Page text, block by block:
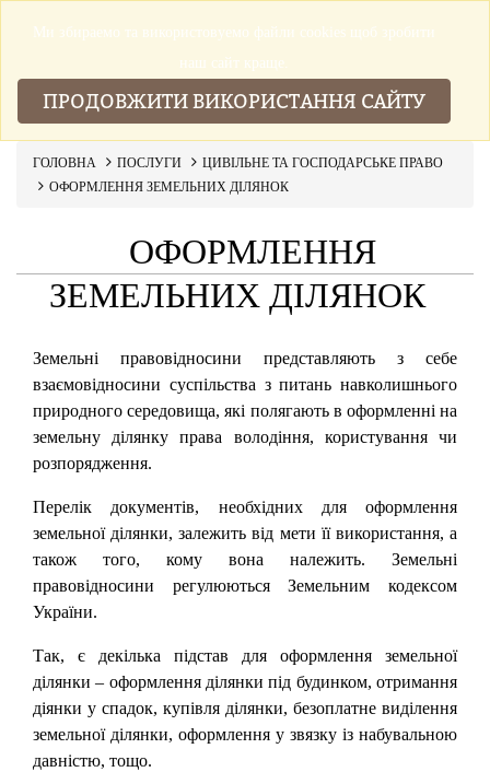
ГОЛОВНА ПОСЛУГИ
ЦИВІЛЬНЕ ТА ГОСПОДАРСЬКЕ ПРАВО
ОФОРМЛЕННЯ ЗЕМЕЛЬНИХ ДІЛЯНОК
ОФОРМЛЕННЯ
ЗЕМЕЛЬНИХ ДІЛЯНОК
Земельні правовідносини представляють з себе
взаємовідносини суспільства з питань навколишнього
природного середовища, які полягають в оформленні на
земельну ділянку права володіння, користування чи
розпорядження.
Перелік документів, необхідних для оформлення
земельної ділянки, залежить від мети її використання, а
також того, кому вона належить. Земельні
правовідносини регулюються Земельним кодексом
України.
Так, є декілька підстав для оформлення земельної
ділянки – оформлення ділянки під будинком, отримання
діянки у спадок, купівля ділянки, безоплатне виділення
земельної ділянки, оформлення у звязку із набувальною
давністю, тощо.
Ми збираемо та використовуемо файли cookies щоб зробити
наш сайт краще.
ПРОДОВЖИТИ ВИКОРИСТАННЯ САЙТУ